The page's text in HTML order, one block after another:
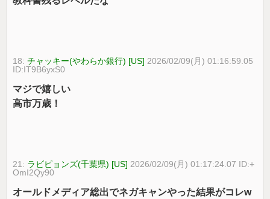
18:チャッキー(やわらか銀行) [US] 2026/02/09(月) 01:16:59.05
ID:IT9B6yxS0
マジで嬉しい
高市万歳！
21: ラビピョンズ(千葉県) [US] 2026/02/09(月) 01:17:24.07 ID:+
OmI2Qy90
オールドメディア総出でネガキャンやった結果がコレw